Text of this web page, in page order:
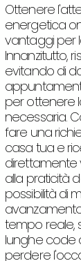
Ottenere
energetica
vantaggi per
Innanzitutto,
evitando di
per ottenere
necessaria.
fare una
casa tua e
direttamente
alla praticità
possibilità di
tempo reale,
lunghe code
perdere